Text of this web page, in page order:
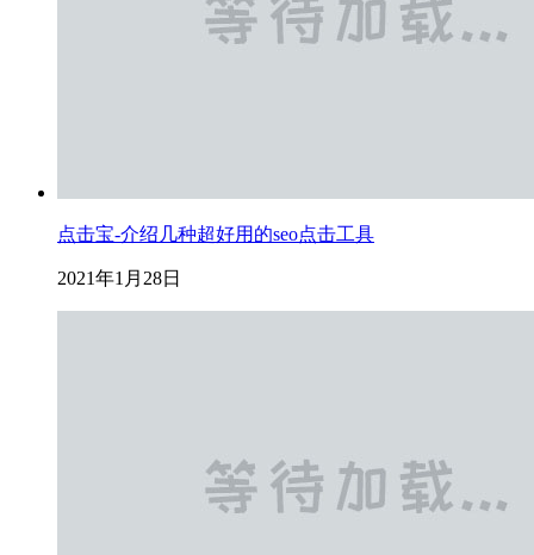
点击宝-介绍几种超好用的seo点击工具
2021年1月28日